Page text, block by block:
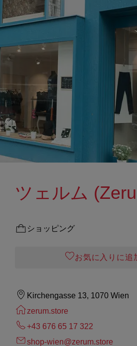
プ
へ
ツェルム
ショッピング
お気に入りに追
Kirchengasse 13, 1070 Wien
zerum.store
+43 676 65 17 322
shop-wien@zerum.store